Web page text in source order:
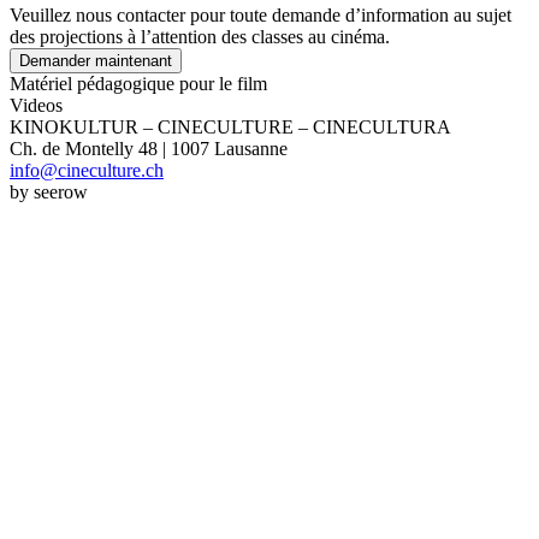
Veuillez nous contacter pour toute demande d’information au sujet
des projections à l’attention des classes au cinéma.
Demander maintenant
Matériel pédagogique pour le film
Videos
KINOKULTUR – CINECULTURE – CINECULTURA
Ch. de Montelly 48 | 1007 Lausanne
info@cineculture.ch
by seerow